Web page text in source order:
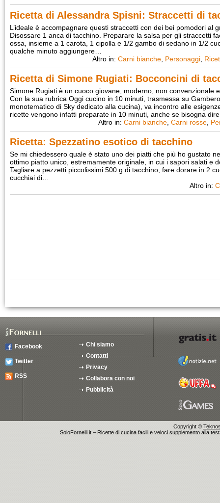
Ricetta di Alessandra Spisni: Straccetti di
L’ideale è accompagnare questi straccetti con dei bei pomodori al
Disossare 1 anca di tacchino. Preparare la salsa per gli straccetti
ossa, insieme a 1 carota, 1 cipolla e 1/2 gambo di sedano in 1/2
qualche minuto aggiungere…
Altro in: Carni bianche Personaggi
Ricetta di Simone Rugiati: Bocconcini di
Simone Rugiati è un cuoco giovane, moderno, non convenzionale
Con la sua rubrica Oggi cucino in 10 minuti, trasmessa su
monotematico di Sky dedicato alla cucina), va incontro alle
ricette vengono infatti preparate in 10 minuti, anche se bisogna
Altro in: Carni bianche Carni rosse
Ricetta: Spezzatino esotico di tacchino
Se mi chiedessero quale è stato uno dei piatti che più ho gustato
ottimo piatto unico, estremamente originale, in cui i sapori salati e
Tagliare a pezzetti piccolissimi 500 g di tacchino, fare dorare in 2
cucchiai di…
Altro in:
Facebook
Twitter
RSS
Chi siamo
Contatti
Privacy
Collabora con noi
Pubblicità
Copyright ©
SoloFornelli.it – Ricette di cucina facili e veloci supplemento alla